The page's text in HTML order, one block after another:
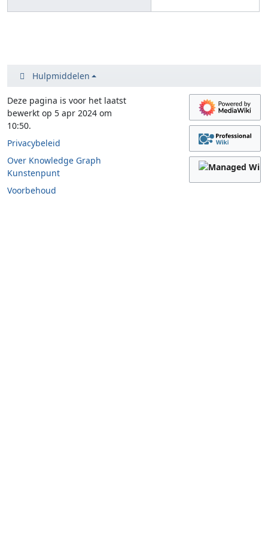
Hulpmiddelen
Deze pagina is voor het laatst
bewerkt op 5 apr 2024 om
10:50.
Privacybeleid
Over Knowledge Graph
Kunstenpunt
Voorbehoud